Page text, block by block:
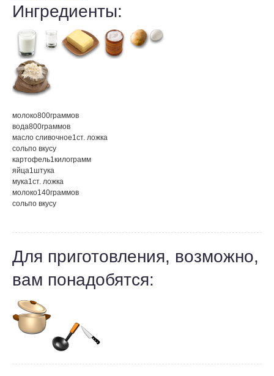
Ингредиенты:
молоко800граммов
вода800граммов
масло сливочное1ст. ложка
сольпо вкусу
картофель1килограмм
яйца1штука
мука1ст. ложка
молоко140граммов
сольпо вкусу
Для приготовления, возможно,
вам понадобятся: